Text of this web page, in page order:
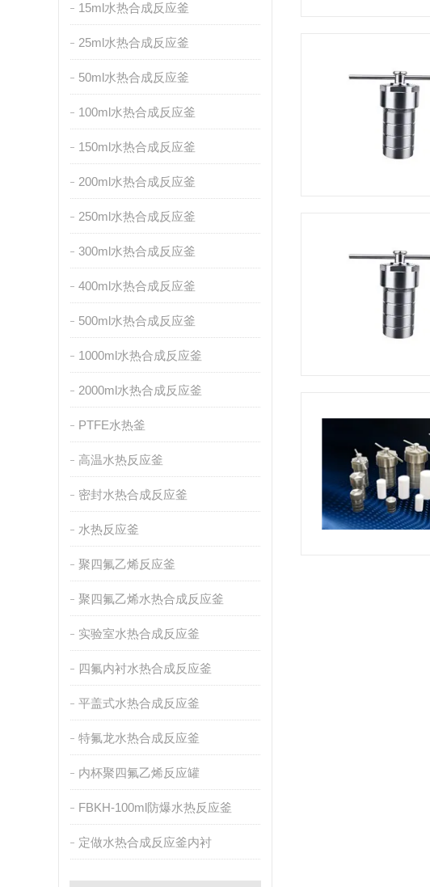
15ml水热合成反应釜
25ml水热合成反应釜
50ml水热合成反应釜
100ml水热合成反应釜
150ml水热合成反应釜
200ml水热合成反应釜
250ml水热合成反应釜
300ml水热合成反应釜
400ml水热合成反应釜
500ml水热合成反应釜
1000ml水热合成反应釜
2000ml水热合成反应釜
PTFE水热釜
高温水热反应釜
密封水热合成反应釜
水热反应釜
聚四氟乙烯反应釜
聚四氟乙烯水热合成反应釜
实验室水热合成反应釜
四氟内衬水热合成反应釜
平盖式水热合成反应釜
特氟龙水热合成反应釜
内杯聚四氟乙烯反应罐
FBKH-100ml防爆水热反应釜
定做水热合成反应釜内衬